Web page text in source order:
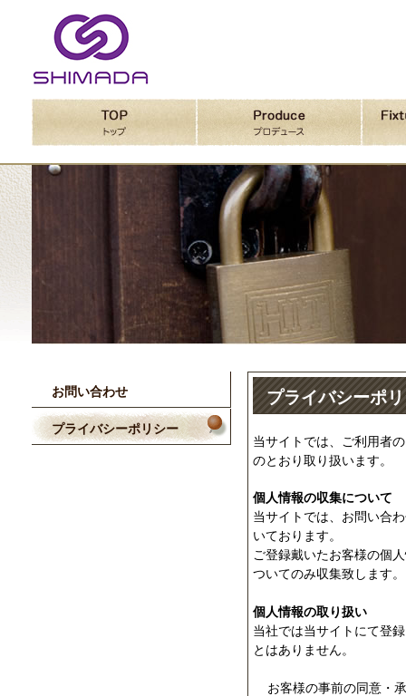
プライバシーポ
当サイトでは、ご利用者
のとおり取り扱います。
個人情報の収集について
当サイトでは、お問い合
いております。
ご登録戴いたお客様の個
ついてのみ収集致します。
個人情報の取り扱い
当社では当サイトにて登
とはありません。
お客様の事前の同意・
お問い合わせ
プライバシーポリシー